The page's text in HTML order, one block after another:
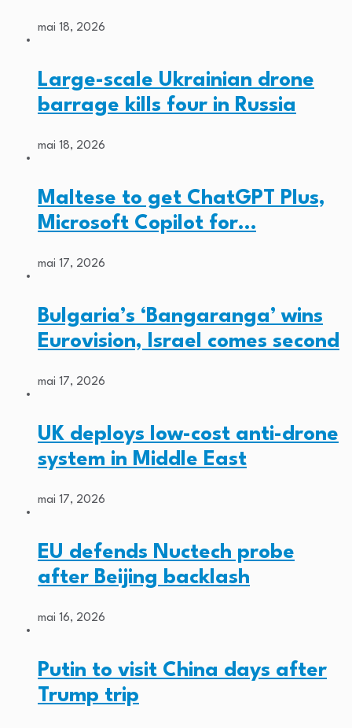
mai 18, 2026
Large-scale Ukrainian drone
barrage kills four in Russia
mai 18, 2026
Maltese to get ChatGPT Plus,
Microsoft Copilot for…
mai 17, 2026
Bulgaria’s ‘Bangaranga’ wins
Eurovision, Israel comes second
mai 17, 2026
UK deploys low-cost anti-drone
system in Middle East
mai 17, 2026
EU defends Nuctech probe
after Beijing backlash
mai 16, 2026
Putin to visit China days after
Trump trip